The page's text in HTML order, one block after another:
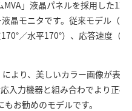
MVA」液晶パネルを採用した
晶モニタです。従来モデル（
／水平170°）、応答速度（
より、美しいカラー画像が表
入力機器と組み合わでより正
お勧めのモデルです。